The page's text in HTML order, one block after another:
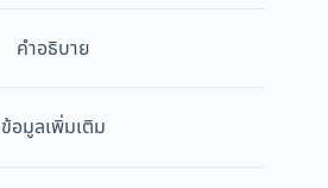
คำอธิบาย
ข้อมูลเพิ่มเติม